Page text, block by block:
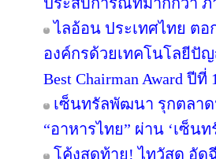
ไลอ้อน ประเทศไทย ต
องค์กรด้วยเทคโนโลยีปัญ
Best Chairman Award ปีที่
เซ็นทรัลพัฒนา รุกตลาด
“อาหารไทย” ผ่าน ‘เซ็น
โค้งสุดท้าย! ไทวัสดุ อั